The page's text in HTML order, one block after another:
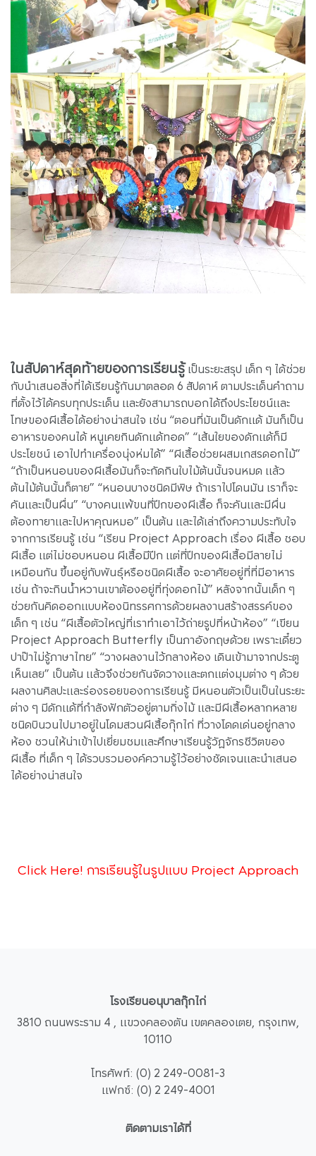
ในสัปดาห์สุดท้ายของการเรียนรู้เป็นระยะสรุป เด็ก ๆ ได้ช่วย
กับนำเสนอสิ่งที่ได้เรียนรู้กันมาตลอด 6 สัปดาห์ ตามประเด็นคำถาม
ที่ตั้งไว้ได้ครบทุกประเด็น และยังสามารถบอกได้ถึงประโยชน์และ
โทษของผีเสื้อได้อย่างน่าสนใจ เช่น “ตอนที่มันเป็นดักแด้ มันก็เป็น
อาหารของคนได้ หนูเคยกินดักแด้ทอด” “เส้นใยของดักแด้ก็มี
ประโยชน์ เอาไปทำเครื่องนุ่งห่มได้” “ผีเสื้อช่วยผสมเกสรดอกไม้”
“ถ้าเป็นหนอนของผีเสื้อมันก็จะกัดกินใบไม้ต้นนั้นจนหมด แล้ว
ต้นไม้ต้นนั้นก็ตาย” “หนอนบางชนิดมีพิษ ถ้าเราไปโดนมัน เราก็จะ
คันและเป็นผื่น” “บางคนแพ้ขนที่ปีกของผีเสื้อ ก็จะคันและมีผื่น
ต้องทายาและไปหาคุณหมอ” เป็นต้น และได้เล่าถึงความประทับใจ
จากการเรียนรู้ เช่น “เรียน Project Approach เรื่อง ผีเสื้อ ชอบ
ผีเสื้อ แต่ไม่ชอบหนอน ผีเสื้อมีปีก แต่ที่ปีกของผีเสื้อมีลายไม่
เหมือนกัน ขึ้นอยู่กับพันธุ์หรือชนิดผีเสื้อ จะอาศัยอยู่ที่ที่มีอาหาร
เช่น ถ้าจะกินน้ำหวานเขาต้องอยู่ที่ทุ่งดอกไม้” หลังจากนั้นเด็ก ๆ
ช่วยกันคิดออกแบบห้องนิทรรศการด้วยผลงานสร้างสรรค์ของ
เด็ก ๆ เช่น “ผีเสื้อตัวใหญ่ที่เราทำเอาไว้ถ่ายรูปที่หน้าห้อง” “เขียน
Project Approach Butterfly เป็นภาอังกฤษด้วย เพราะเดี๋ยว
ปาป๊าไม่รู้ภาษาไทย” “วางผลงานไว้กลางห้อง เดินเข้ามาจากประตู
เห็นเลย” เป็นต้น แล้วจึงช่วยกันจัดวางและตกแต่งมุมต่าง ๆ ด้วย
ผลงานศิลปะและร่องรอยของการเรียนรู้ มีหนอนตัวเป็นเป็นในระยะ
ต่าง ๆ มีดักแด้ที่กำลังฟักตัวอยู่ตามกิ่งไม้ และมีผีเสื้อหลากหลาย
ชนิดบินวนไปมาอยู่ในโดมสวนผีเสื้อกุ๊กไก่ ที่วางโดดเด่นอยู่กลาง
ห้อง ชวนให้น่าเข้าไปเยี่ยมชมและศึกษาเรียนรู้วัฏจักรชีวิตของ
ผีเสื้อ ที่เด็ก ๆ ได้รวบรวมองค์ความรู้ไว้อย่างชัดเจนและนำเสนอ
ได้อย่างน่าสนใจ
Click Here! การเรียนรู้ในรูปแบบ Project Approach
โรงเรียนอนุบาลกุ๊กไก่
3810 ถนนพระราม 4 , แขวงคลองตัน เขตคลองเตย, กรุงเทพ,
10110
โทรศัพท์: (0) 2 249-0081-3
แฟกซ์: (0) 2 249-4001
ติดตามเราได้ที่